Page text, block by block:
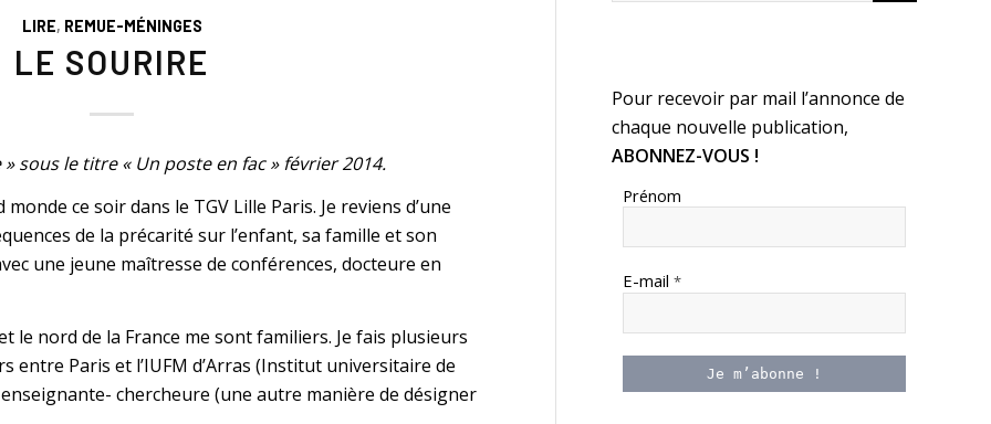
LIRE, REMUE-MÉNINGES
LE SOURIRE
sous le titre « Un poste en fac » février 2014.
ce soir dans le TGV Lille Paris. Je reviens d’une
de la précarité sur l’enfant, sa famille et son
une jeune maîtresse de conférences, docteure en
le nord de la France me sont familiers. Je fais plusieurs
entre Paris et l’IUFM d’Arras (Institut universitaire de
chercheure (une autre manière de désigner
Pour recevoir par mail l’annonce de
chaque nouvelle publication,
ABONNEZ-VOUS !
Prénom
E-mail*